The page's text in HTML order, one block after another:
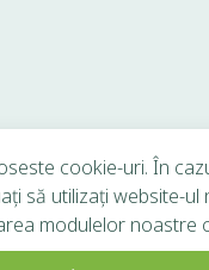
cookie-uri. În
să utilizați website-ul
modulelor noastre